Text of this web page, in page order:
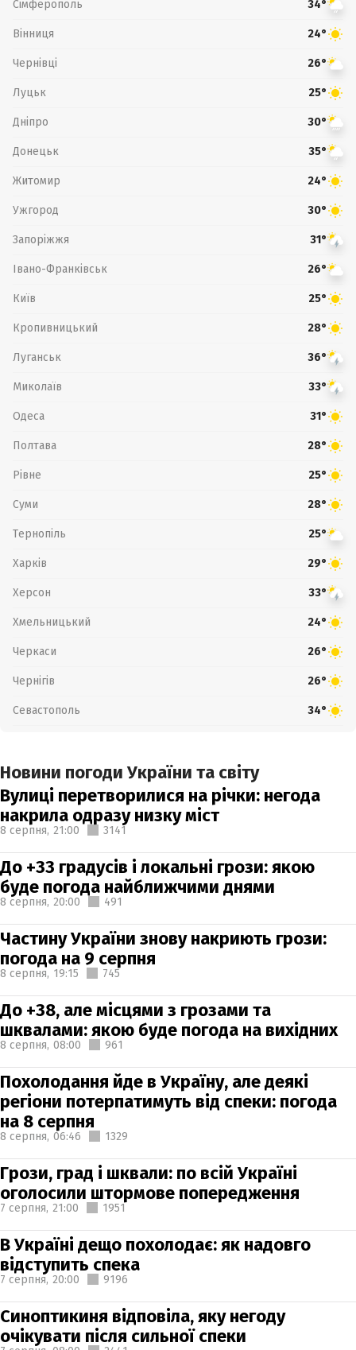
Сімферополь 34°
Вінниця 24°
Чернівці 26°
Луцьк 25°
Дніпро 30°
Донецьк 35°
Житомир 24°
Ужгород 30°
Запоріжжя 31°
Івано-Франківськ 26°
Київ 25°
Кропивницький 28°
Луганськ 36°
Миколаїв 33°
Одеса 31°
Полтава 28°
Рівне 25°
Суми 28°
Тернопіль 25°
Харків 29°
Херсон 33°
Хмельницький 24°
Черкаси 26°
Чернігів 26°
Севастополь 34°
Новини погоди України та світу
Вулиці перетворилися на річки: негода
накрила одразу низку міст
8 серпня, 21:00 3141
До +33 градусів і локальні грози: якою
буде погода найближчими днями
8 серпня, 20:00 491
Частину України знову накриють грози:
погода на 9 серпня
8 серпня, 19:15 745
До +38, але місцями з грозами та
шквалами: якою буде погода на вихідних
8 серпня, 08:00 961
Похолодання йде в Україну, але деякі
регіони потерпатимуть від спеки: погода
на 8 серпня
8 серпня, 06:46 1329
Грози, град і шквали: по всій Україні
оголосили штормове попередження
7 серпня, 21:00 1951
В Україні дещо похолодає: як надовго
відступить спека
7 серпня, 20:00 9196
Синоптикиня відповіла, яку негоду
очікувати після сильної спеки